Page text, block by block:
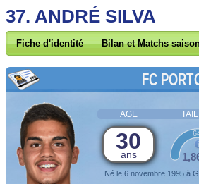
37. ANDRÉ SILVA
Fiche d'identité Bilan et Matchs
FC
AGE
30
ans
Né le 6 novembre 1995 à